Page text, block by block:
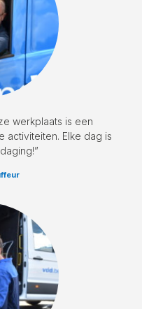
werkplaats is een
activiteiten. Elke dag is